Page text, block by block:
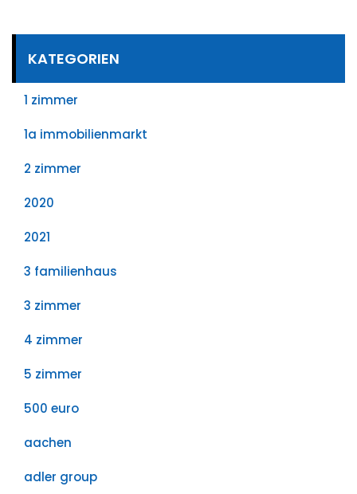
KATEGORIEN
1 zimmer
1a immobilienmarkt
2 zimmer
2020
2021
3 familienhaus
3 zimmer
4 zimmer
5 zimmer
500 euro
aachen
adler group